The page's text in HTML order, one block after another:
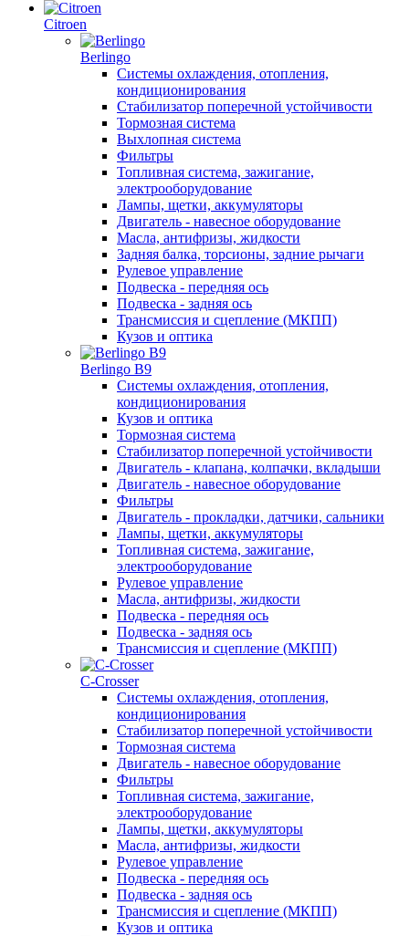
Citroen
Berlingo
Системы охлаждения, отопления,
кондиционирования
Стабилизатор поперечной устойчивости
Тормозная система
Выхлопная система
Фильтры
Топливная система, зажигание,
электрооборудование
Лампы, щетки, аккумуляторы
Двигатель - навесное оборудование
Масла, антифризы, жидкости
Задняя балка, торсионы, задние рычаги
Рулевое управление
Подвеска - передняя ось
Подвеска - задняя ось
Трансмиссия и сцепление (МКПП)
Кузов и оптика
Berlingo B9
Системы охлаждения, отопления,
кондиционирования
Кузов и оптика
Тормозная система
Стабилизатор поперечной устойчивости
Двигатель - клапана, колпачки, вкладыши
Двигатель - навесное оборудование
Фильтры
Двигатель - прокладки, датчики, сальники
Лампы, щетки, аккумуляторы
Топливная система, зажигание,
электрооборудование
Рулевое управление
Масла, антифризы, жидкости
Подвеска - передняя ось
Подвеска - задняя ось
Трансмиссия и сцепление (МКПП)
С-Сrosser
Системы охлаждения, отопления,
кондиционирования
Стабилизатор поперечной устойчивости
Тормозная система
Двигатель - навесное оборудование
Фильтры
Топливная система, зажигание,
электрооборудование
Лампы, щетки, аккумуляторы
Масла, антифризы, жидкости
Рулевое управление
Подвеска - передняя ось
Подвеска - задняя ось
Трансмиссия и сцепление (МКПП)
Кузов и оптика